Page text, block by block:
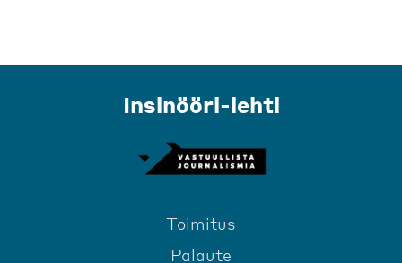
Insinööri-lehti
Toimitus
Palaute